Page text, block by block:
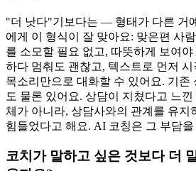
"더 낫다"기보다는 — 형태가 다른 거
에게 이 형식이 잘 맞아요: 맞은편 사
를 소모할 필요 없고, 따뜻하게 보여
하다 멈춰도 괜찮고, 텍스트로 먼저 시
목소리만으로 대화할 수 있어요. 기존
도 물론 있어요. 상담이 지쳤다고 느
체가 아니라, 상담사와의 관계를 유지
힘들었다고 해요. AI 코칭은 그 부담
코치가 말하고 싶은 것보다 더